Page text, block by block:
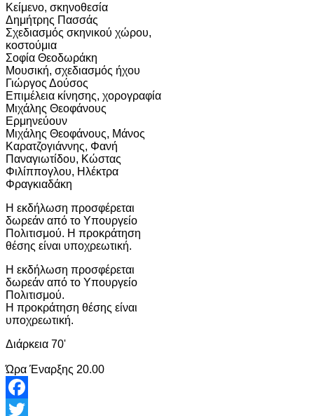
Κείμενο, σκηνοθεσία
Δημήτρης Πασσάς
Σχεδιασμός σκηνικού χώρου,
κοστούμια
Σοφία Θεοδωράκη
Μουσική, σχεδιασμός ήχου
Γιώργος Δούσος
Επιμέλεια κίνησης, χορογραφία
Μιχάλης Θεοφάνους
Ερμηνεύουν
Μιχάλης Θεοφάνους, Μάνος
Καρατζογιάννης, Φανή
Παναγιωτίδου, Κώστας
Φιλίππογλου, Ηλέκτρα
Φραγκιαδάκη
Η εκδήλωση προσφέρεται
δωρεάν από το Υπουργείο
Πολιτισμού. Η προκράτηση
θέσης είναι υποχρεωτική.
Η εκδήλωση προσφέρεται
δωρεάν από το Υπουργείο
Πολιτισμού.
Η προκράτηση θέσης είναι
υποχρεωτική.
Διάρκεια 70'
Ώρα Έναρξης 20.00
Facebook